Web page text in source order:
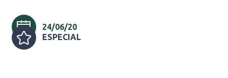
24/06/20
ESPECIAL